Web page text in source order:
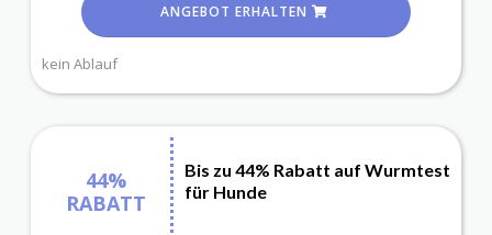
ANGEBOT ERHALTEN
kein Ablauf
44%
RABATT
Bis zu 44% Rabatt auf Wurmtest
für Hunde